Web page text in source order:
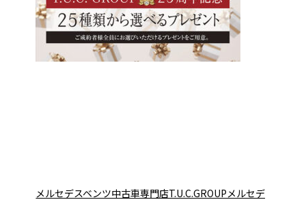
メルセデスベンツ中古車専門店T.U.C.GROUPメルセデ